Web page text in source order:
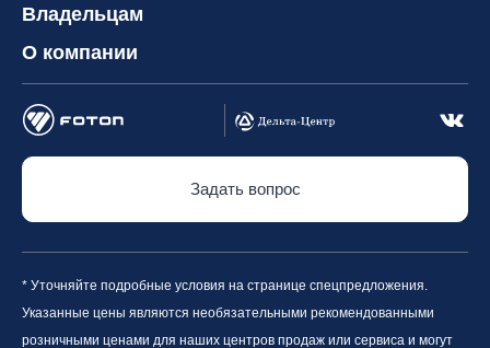
Владельцам
О компании
Задать вопрос
* Уточняйте подробные условия на странице спецпредложения.
Указанные цены являются необязательными рекомендованными
розничными ценами для наших центров продаж или сервиса и могут